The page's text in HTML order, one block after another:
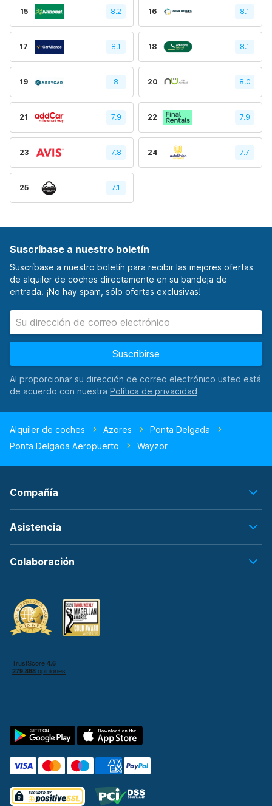
15 8.2 16 8.1
17 8.1 18 8.1
19 8 20 8.0
21 7.9 22 7.9
23 7.8 24 7.7
25 7.1
Suscríbase a nuestro boletín
Suscríbase a nuestro boletín para recibir las mejores ofertas
de alquiler de coches directamente en su bandeja de
entrada. ¡No hay spam, sólo ofertas exclusivas!
Suscribirse
Al proporcionar su dirección de correo electrónico usted está
de acuerdo con nuestra
Alquiler de coches Azores
Ponta Delgada
Ponta Delgada Aeropuerto
Wayzor
Compañía
Asistencia
Colaboración